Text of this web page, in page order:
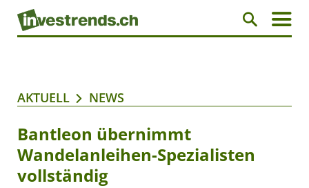
AKTUELL NEWS
Bantleon übernimmt
Wandelanleihen-Spezialisten
vollständig